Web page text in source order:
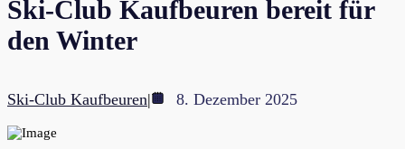
Ski-Club Kaufbeuren bereit für
den Winter
Ski-Club Kaufbeuren| 8. Dezember 2025